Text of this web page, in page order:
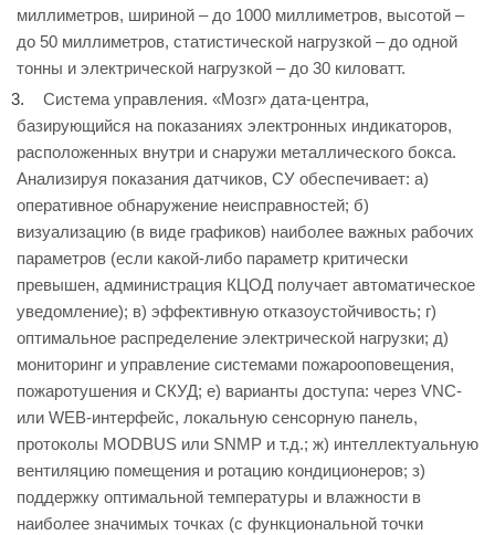
миллиметров, шириной – до 1000 миллиметров, высотой –
до 50 миллиметров, статистической нагрузкой – до одной
тонны и электрической нагрузкой – до 30 киловатт.
Система управления. «Мозг» дата-центра,
базирующийся на показаниях электронных индикаторов,
расположенных внутри и снаружи металлического бокса.
Анализируя показания датчиков, СУ обеспечивает: а)
оперативное обнаружение неисправностей; б)
визуализацию (в виде графиков) наиболее важных рабочих
параметров (если какой-либо параметр критически
превышен, администрация КЦОД получает автоматическое
уведомление); в) эффективную отказоустойчивость; г)
оптимальное распределение электрической нагрузки; д)
мониторинг и управление системами пожарооповещения,
пожаротушения и СКУД; е) варианты доступа: через VNC-
или WEB-интерфейс, локальную сенсорную панель,
протоколы MODBUS или SNMP и т.д.; ж) интеллектуальную
вентиляцию помещения и ротацию кондиционеров; з)
поддержку оптимальной температуры и влажности в
наиболее значимых точках (с функциональной точки